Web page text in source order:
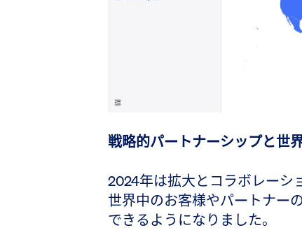
戦略的パートナーシップと世
2024年は拡大とコラボレーシ
世界中のお客様やパートナー
できるようになりました。